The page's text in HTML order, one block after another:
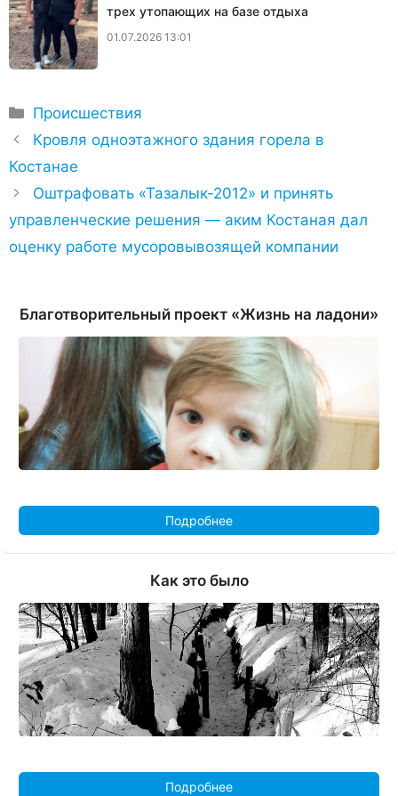
трех утопающих на базе отдыха
01.07.2026 13:01
Рубрики
Происшествия
Кровля одноэтажного здания горела в
Костанае
Оштрафовать «Тазалык-2012» и принять
управленческие решения — аким Костаная дал
оценку работе мусоровывозящей компании
Благотворительный проект «Жизнь на ладони»
Подробнее
Как это было
Подробнее